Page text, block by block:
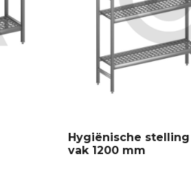
Hygiënische stelling
vak 1200 mm